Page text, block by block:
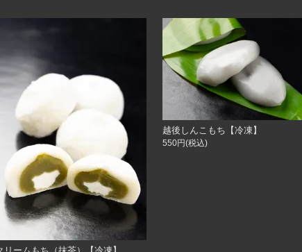
越後しんこもち【冷凍】
550円(税込)